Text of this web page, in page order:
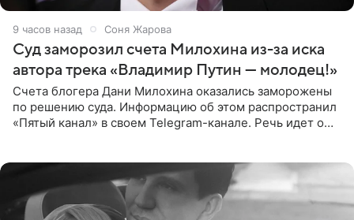
9 часов назад Соня Жарова
Суд заморозил счета Милохина из-за иска
автора трека «Владимир Путин — молодец!»
Счета блогера Дани Милохина оказались заморожены
по решению суда. Информацию об этом распространил
«Пятый канал» в своем Telegram-канале. Речь идет о